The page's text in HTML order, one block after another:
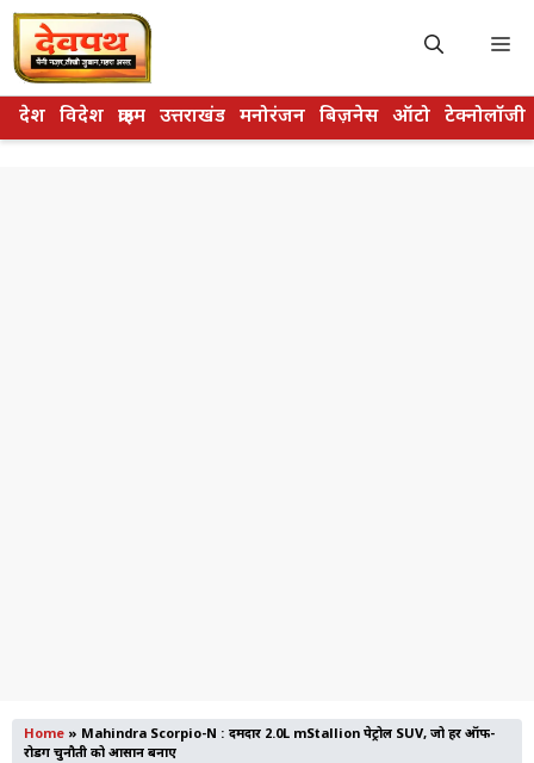
Skip
to
content
देश विदेश क्राइम उत्तराखंड मनोरंजन बिज़नेस ऑटो टेक्नोलॉजी
Home » Mahindra Scorpio-N : दमदार 2.0L mStallion पेट्रोल SUV, जो हर ऑफ-
रोडिंग चुनौती को आसान बनाए